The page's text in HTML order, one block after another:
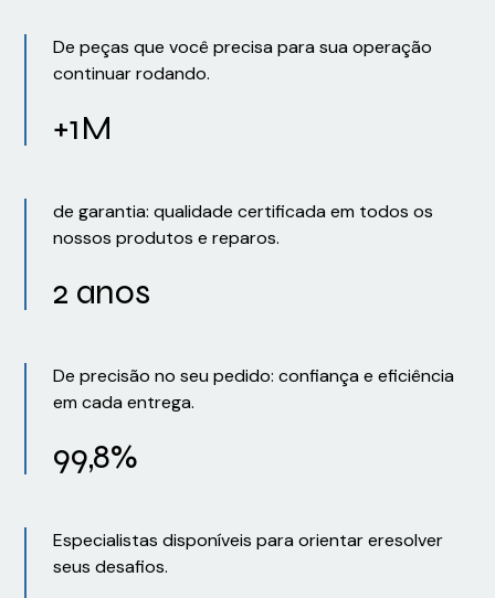
De peças que você precisa para sua operação
continuar rodando.
+1M
de garantia: qualidade certificada em todos os
nossos produtos e reparos.
2 anos
De precisão no seu pedido: confiança e eficiência
em cada entrega.
99,8%
Especialistas disponíveis para orientar eresolver
seus desafios.